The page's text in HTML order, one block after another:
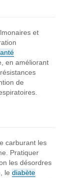
et
en améliorant
de
carburant les
Pratiquer
les désordres
lediabète